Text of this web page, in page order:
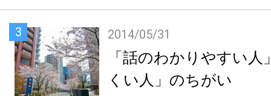
3 2014/05/31
「話のわかりやすい
くい人」のちがい